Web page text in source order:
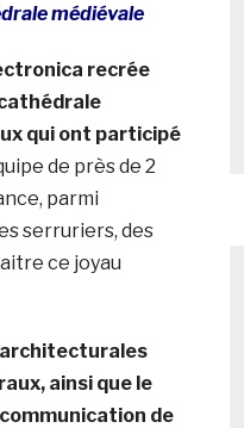
médiévale
recrée
qui ont participé
de près de 2
parmi
serruriers, des
ce joyau
ainsi que le
de